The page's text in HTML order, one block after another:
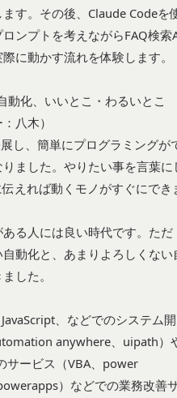
す。その後、Claude Codeを
ンプトを考えながらFAQ検索
に動かす流れを体験します。
動化、いいとこ・わるいとこ
八木）
し、簡単にプログラミングが
ました。やりたい事を言葉に
えれば動くモノがすぐにでき
る人には良い時代です。ただ
自動化と、あまりよろしくない
した。
、などでのシステム開
anywhere、uipath）
サービス（VBA、power
）などでの業務改善